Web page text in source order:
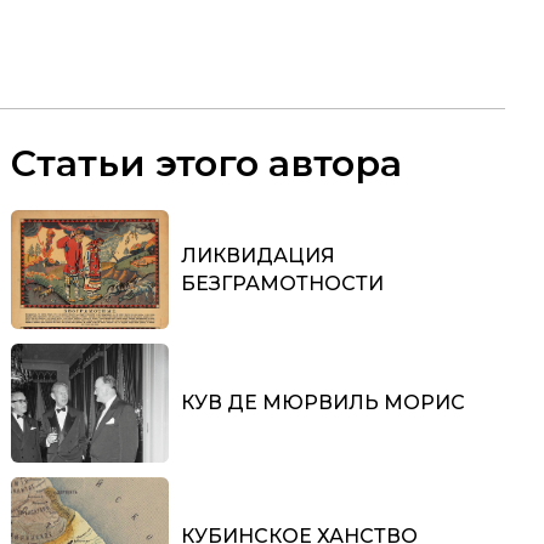
Статьи этого автора
ЛИКВИДАЦИЯ
БЕЗГРАМОТНОСТИ
КУВ ДЕ МЮРВИЛЬ МОРИС
КУБИНСКОЕ ХАНСТВО